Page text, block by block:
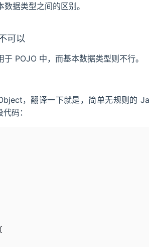
据类型之间的区别。
可以
POJO 中，而基本数据类型则不行。
，翻译一下就是，简单无规则的
码：